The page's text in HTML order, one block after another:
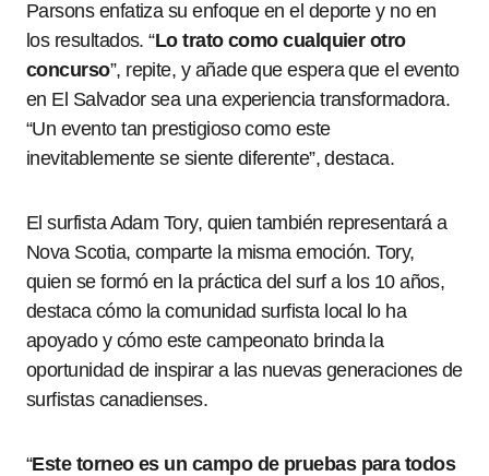
Parsons enfatiza su enfoque en el deporte y no en
los resultados. “Lo trato como cualquier otro
concurso”, repite, y añade que espera que el evento
en El Salvador sea una experiencia transformadora.
“Un evento tan prestigioso como este
inevitablemente se siente diferente”, destaca.
El surfista Adam Tory, quien también representará a
Nova Scotia, comparte la misma emoción. Tory,
quien se formó en la práctica del surf a los 10 años,
destaca cómo la comunidad surfista local lo ha
apoyado y cómo este campeonato brinda la
oportunidad de inspirar a las nuevas generaciones de
surfistas canadienses.
“Este torneo es un campo de pruebas para todos